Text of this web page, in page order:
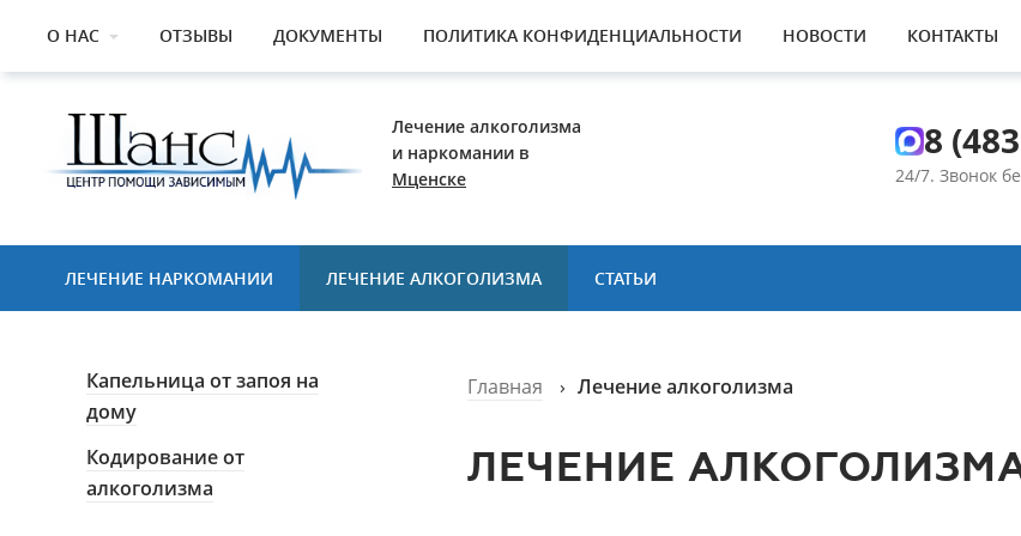
О НАС ОТЗЫВЫ ДОКУМЕНТЫ ПОЛИТИКА КОНФИДЕНЦИАЛЬНОСТИ НОВОСТИ КОНТАКТЫ
Лечение алкоголизма
и наркомании в
Мценске
8
24/7. Звонок
ЛЕЧЕНИЕ НАРКОМАНИИ ЛЕЧЕНИЕ АЛКОГОЛИЗМА СТАТЬИ
Главная › Лечение алкоголизма
ЛЕЧЕНИЕ
Капельница от запоя на
дому
Кодирование от
алкоголизма